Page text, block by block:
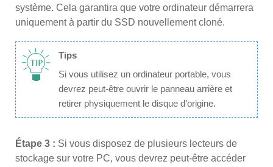
système. Cela garantira que votre ordinateur démarrera
uniquement à partir du SSD nouvellement cloné.
Tips
Si vous utilisez un ordinateur portable, vous
devrez peut-être ouvrir le panneau arrière et
retirer physiquement le disque d’origine.
Étape 3 : Si vous disposez de plusieurs lecteurs de
stockage sur votre PC, vous devrez peut-être accéder